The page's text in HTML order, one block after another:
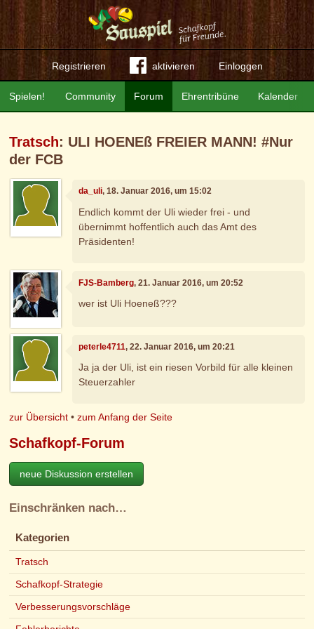
Registrieren aktivieren Einloggen
Community Forum Ehrentribüne Kalender
Spielen!
Tratsch: ULI HOENEß FREIER MANN! #Nur
der FCB
da_uli, 18. Januar 2016, um 15:02
Endlich kommt der Uli wieder frei - und
übernimmt hoffentlich auch das Amt des
Präsidenten!
FJS-Bamberg, 21. Januar 2016, um 20:52
wer ist Uli Hoeneß???
peterle4711, 22. Januar 2016, um 20:21
Ja ja der Uli, ist ein riesen Vorbild für alle kleinen
Steuerzahler
zur Übersicht •zum Anfang der Seite
Schafkopf-Forum
neue Diskussion erstellen
Einschränken nach…
Kategorien
Tratsch
Schafkopf-Strategie
Verbesserungsvorschläge